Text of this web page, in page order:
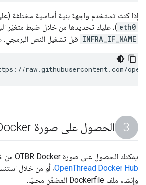
إذا كنت تستخدم واجهة بنية أساسية مختلفة
eth0 )، عليك تحديدها من خلال ضبط متغيّر
INFRA_IF_NAME قبل تشغيل النص البرمجي.
raw.githubusercontent.com/
الحصول على صورة OTBR Docker
يمكنك الحصول على صورة OTBR Docker من خلال سحبها مباشرةً من
OpenThread Docker Hub
وإنشاء ملف Dockerfile المضمّن محليًا.